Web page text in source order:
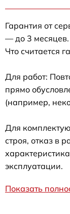
Гарантия от
— до 3 месяцев.
Что считается
Для работ:
прямо
(например,
Для
строя, отказ в
эксплуатации.
Показать